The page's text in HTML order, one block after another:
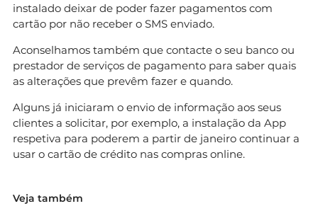
instalado deixar de poder fazer pagamentos com
cartão por não receber o SMS enviado.
Aconselhamos também que contacte o seu banco ou
prestador de serviços de pagamento para saber quais
as alterações que prevêm fazer e quando.
Alguns já iniciaram o envio de informação aos seus
clientes a solicitar, por exemplo, a instalação da App
respetiva para poderem a partir de janeiro continuar a
usar o cartão de crédito nas compras online.
Veja também